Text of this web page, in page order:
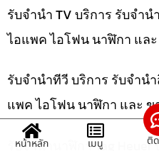
รับจำนำ TV บริการ รับจำ
ไอแพค ไอโฟน นาฬิกา แล
รับจำนำทีวี บริการ รับจำน
แพค ไอโฟน นาฬิกา และ ข
รับจำนำนาฬิกา Tag
หน้าหลัก เมนู ติ